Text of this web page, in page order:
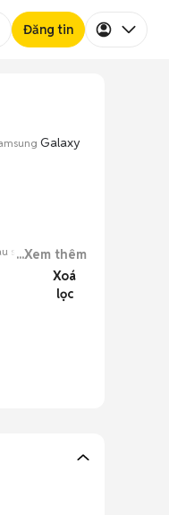
Đăng tin
Galaxy
sắc....Xem thêm
Xoá
lọc